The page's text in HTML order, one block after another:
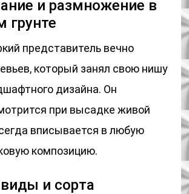
и размножение в
грунте
представитель вечно
который занял свою нишу
дизайна. Он
при высадке живой
вписывается в любую
композицию.
и сорта